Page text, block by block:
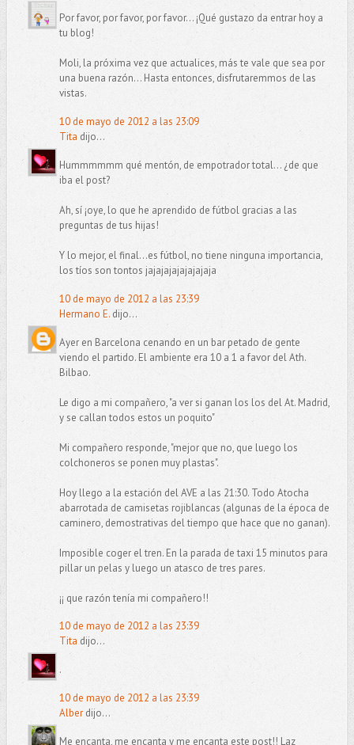
Por favor, por favor, por favor... ¡Qué gustazo da entrar hoy a
tu blog!
Moli, la próxima vez que actualices, más te vale que sea por
una buena razón... Hasta entonces, disfrutaremmos de las
vistas.
10 de mayo de 2012 a las 23:09
Tita dijo...
Hummmmmm qué mentón, de empotrador total... ¿de que
iba el post?
Ah, sí ¡oye, lo que he aprendido de fútbol gracias a las
preguntas de tus hijas!
Y lo mejor, el final...es fútbol, no tiene ninguna importancia,
los tíos son tontos jajajajajajajajaja
10 de mayo de 2012 a las 23:39
Hermano E.dijo...
Ayer en Barcelona cenando en un bar petado de gente
viendo el partido. El ambiente era 10 a 1 a favor del Ath.
Bilbao.
Le digo a mi compañero, "a ver si ganan los los del At. Madrid,
y se callan todos estos un poquito"
Mi compañero responde, "mejor que no, que luego los
colchoneros se ponen muy plastas".
Hoy llego a la estación del AVE a las 21:30. Todo Atocha
abarrotada de camisetas rojiblancas (algunas de la época de
caminero, demostrativas del tiempo que hace que no ganan).
Imposible coger el tren. En la parada de taxi 15 minutos para
pillar un pelas y luego un atasco de tres pares.
¡¡ que razón tenía mi compañero!!
10 de mayo de 2012 a las 23:39
Tita dijo...
.
10 de mayo de 2012 a las 23:39
Alberdijo...
Me encanta, me encanta y me encanta este post!! Laz